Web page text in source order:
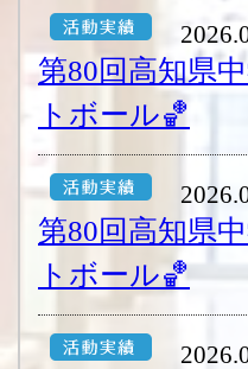
第80回高知県
トボール🏀
第80回高知県
トボール🏀